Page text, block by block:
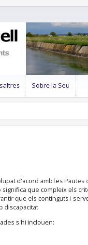
Sobre la Seu
d'acord amb les Pautes
que compleix els
que els continguts i
discapacitat.
s'hi inclouen: